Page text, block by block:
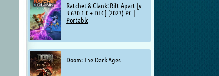
Ratchet & Clank: Rift Apart [v
3.630.1.0 + DLC] (2023) PC |
Portable
Doom: The Dark Ages